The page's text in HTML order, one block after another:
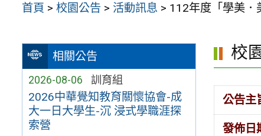
首頁 >校園公告 > 活動訊息 > 112年度「學美．
相關公告
2026-08-06 訓育組
2026中華覺知教育關懷協會-成
大一日大學生-沉 浸式學職涯探
索營
校
公告主
發佈日